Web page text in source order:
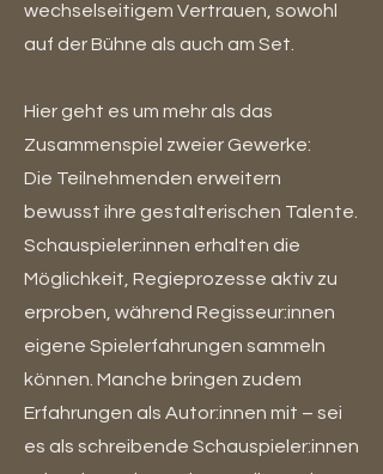
wechselseitigem Vertrauen, sowohl
auf der Bühne als auch am Set.
Hier geht es um mehr als das
Zusammenspiel zweier Gewerke:
Die Teilnehmenden erweitern
bewusst ihre gestalterischen Talente.
Schauspieler:innen erhalten die
Möglichkeit, Regieprozesse aktiv zu
erproben, während Regisseur:innen
eigene Spielerfahrungen sammeln
können. Manche bringen zudem
Erfahrungen als Autor:innen mit – sei
es als schreibende Schauspieler:innen